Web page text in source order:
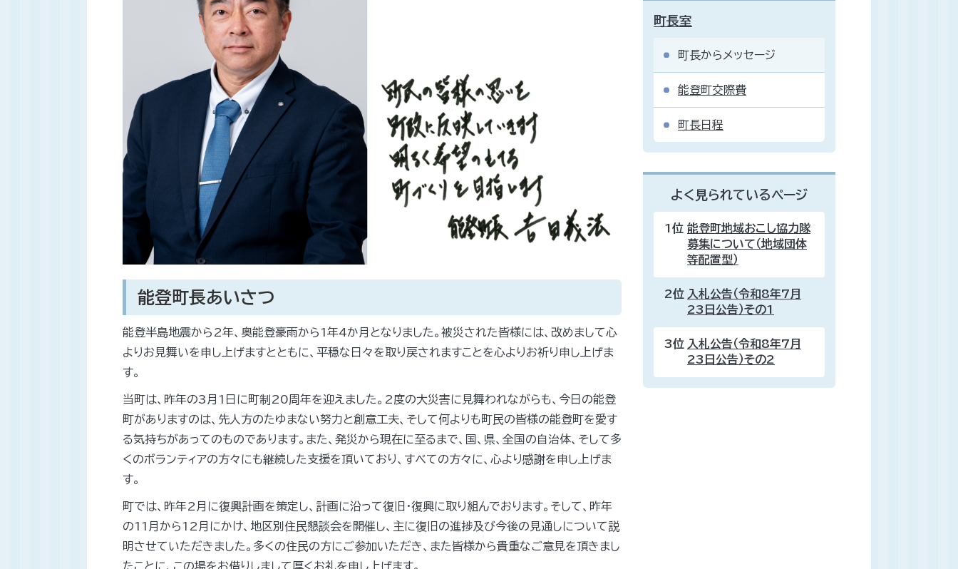
能登町長あいさつ
能登半島地震から2年、奥能登豪雨から1年4か月となりました。被災された皆様には、改めまして心
よりお見舞いを申し上げますとともに、平穏な日々を取り戻されますことを心よりお祈り申し上げま
す。
当町は、昨年の3月1日に町制20周年を迎えました。2度の大災害に見舞われながらも、今日の能登
町がありますのは、先人方のたゆまない努力と創意工夫、そして何よりも町民の皆様の能登町を愛す
る気持ちがあってのものであります。また、発災から現在に至るまで、国、県、全国の自治体、そして多
くのボランティアの方々にも継続した支援を頂いており、すべての方々に、心より感謝を申し上げま
す。
町では、昨年2月に復興計画を策定し、計画に沿って復旧・復興に取り組んでおります。そして、昨年
の11月から12月にかけ、地区別住民懇談会を開催し、主に復旧の進捗及び今後の見通しについて説
明させていただきました。多くの住民の方にご参加いただき、また皆様から貴重なご意見を頂きまし
たことに、この場をお借りしまして厚くお礼を申し上げます。
町長室
町長からメッセージ
能登町交際費
町長日程
よく見られているページ
1位 能登町地域おこし協力隊
募集について（地域団体
等配置型）
2位 入札公告（令和8年7月
23日公告）その1
3位 入札公告（令和8年7月
23日公告）その2